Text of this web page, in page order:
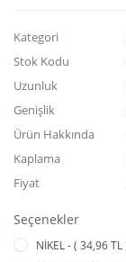
Kategori
Stok Kodu
Uzunluk
Genişlik
Ürün Hakkında
Kaplama
Fiyat
Seçenekler
NİKEL - ( 34,96 TL